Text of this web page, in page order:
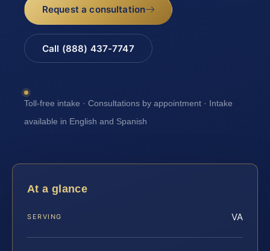
Request a consultation
Call (888) 437-7747
Toll-free intake · Consultations by appointment · Intake
available in English and Spanish
At a glance
SERVING VA